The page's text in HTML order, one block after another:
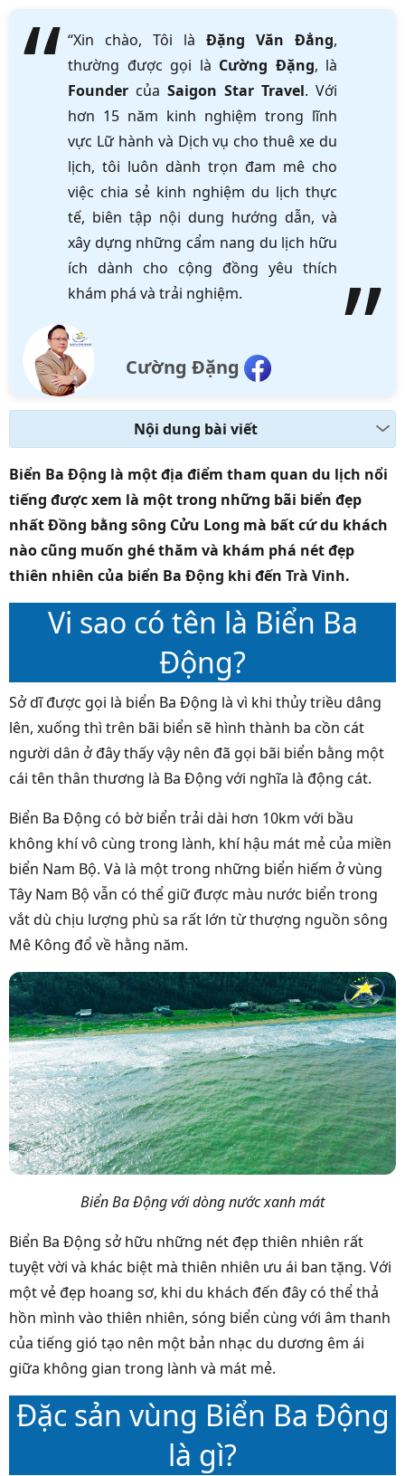
“Xin chào, Tôi là Đặng Văn Đẳng,
thường được gọi là Cường Đặng, là
Founder của Saigon Star Travel. Với
hơn 15 năm kinh nghiệm trong lĩnh
vực Lữ hành và Dịch vụ cho thuê xe du
lịch, tôi luôn dành trọn đam mê cho
việc chia sẻ kinh nghiệm du lịch thực
tế, biên tập nội dung hướng dẫn, và
xây dựng những cẩm nang du lịch hữu
ích dành cho cộng đồng yêu thích
khám phá và trải nghiệm.
Cường Đặng
Nội dung bài viết
Biển Ba Động là một địa điểm tham quan du lịch nổi
tiếng được xem là một trong những bãi biển đẹp
nhất Đồng bằng sông Cửu Long mà bất cứ du khách
nào cũng muốn ghé thăm và khám phá nét đẹp
thiên nhiên của biển Ba Động khi đến Trà Vinh.
Vi sao có tên là Biển Ba
Động?
Sở dĩ được gọi là biển Ba Động là vì khi thủy triều dâng
lên, xuống thì trên bãi biển sẽ hình thành ba cồn cát
người dân ở đây thấy vậy nên đã gọi bãi biển bằng một
cái tên thân thương là Ba Động với nghĩa là động cát.
Biển Ba Động có bờ biển trải dài hơn 10km với bầu
không khí vô cùng trong lành, khí hậu mát mẻ của miền
biển Nam Bộ. Và là một trong những biển hiếm ở vùng
Tây Nam Bộ vẫn có thể giữ được màu nước biển trong
vắt dù chịu lượng phù sa rất lớn từ thượng nguồn sông
Mê Kông đổ về hằng năm.
Biển Ba Động với dòng nước xanh mát
Biển Ba Động sở hữu những nét đẹp thiên nhiên rất
tuyệt vời và khác biệt mà thiên nhiên ưu ái ban tặng. Với
một vẻ đẹp hoang sơ, khi du khách đến đây có thể thả
hồn mình vào thiên nhiên, sóng biển cùng với âm thanh
của tiếng gió tạo nên một bản nhạc du dương êm ái
giữa không gian trong lành và mát mẻ.
Đặc sản vùng Biển Ba Động
là gì?